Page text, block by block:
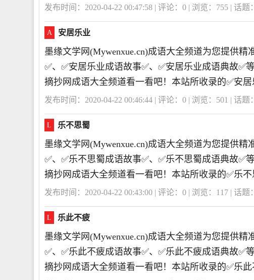
发布时间：2020-04-22 00:47:58 | 评论： 0 | 浏览： 755 | 话题：
A 安居乐业
墨缘文学网(Mywenxue.cn)成语大全频道为您提供
✅、✅安居乐业成语故事✅、✅安居乐业成语典故
摘抄网成语大全频道看一看吧！本站所收录的✅安居
发布时间：2020-04-22 00:46:44 | 评论： 0 | 浏览： 501 | 话题：
L 乐不思蜀
墨缘文学网(Mywenxue.cn)成语大全频道为您提供
✅、✅乐不思蜀成语故事✅、✅乐不思蜀成语典故
摘抄网成语大全频道看一看吧！本站所收录的✅乐不
发布时间：2020-04-22 00:43:00 | 评论： 0 | 浏览： 117 | 话题：
L 乐此不疲
墨缘文学网(Mywenxue.cn)成语大全频道为您提供
✅、✅乐此不疲成语故事✅、✅乐此不疲成语典故
摘抄网成语大全频道看一看吧！本站所收录的✅乐此